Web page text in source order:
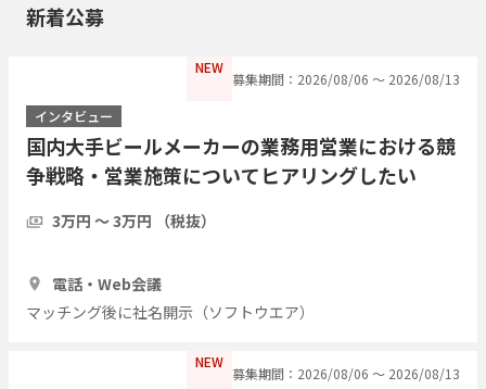
新着公募
NEW
募集期間：2026/08/06 〜 2026/08/13
インタビュー
国内大手ビールメーカーの業務用営業における競
争戦略・営業施策についてヒアリングしたい
3万円 〜 3万円 （税抜）
電話・Web会議
マッチング後に社名開示（ソフトウエア）
NEW
募集期間：2026/08/06 〜 2026/08/13